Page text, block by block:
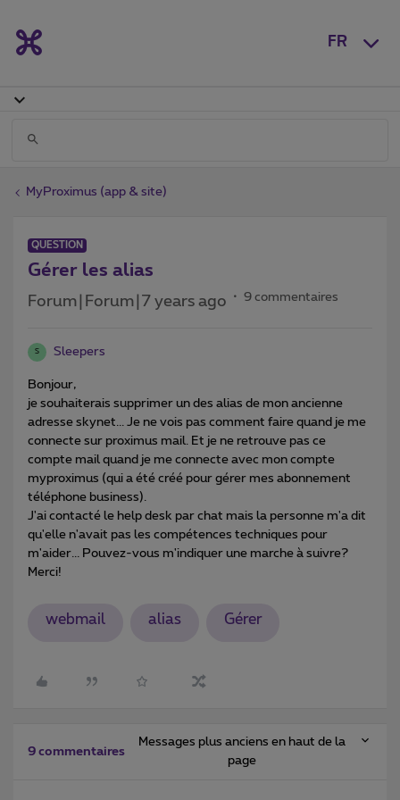
FR
MyProximus (app & site)
QUESTION
Gérer les alias
Forum|Forum|7 years ago 9 commentaires
S Sleepers
Bonjour,
je souhaiterais supprimer un des alias de mon ancienne
adresse skynet... Je ne vois pas comment faire quand je me
connecte sur proximus mail. Et je ne retrouve pas ce
compte mail quand je me connecte avec mon compte
myproximus (qui a été créé pour gérer mes abonnement
téléphone business).
J'ai contacté le help desk par chat mais la personne m'a dit
qu'elle n'avait pas les compétences techniques pour
m'aider... Pouvez-vous m'indiquer une marche à suivre?
Merci!
webmail alias Gérer
9 commentaires
Messages plus anciens en haut de la
page